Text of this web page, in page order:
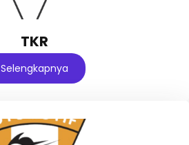
TKR
Selengkapnya